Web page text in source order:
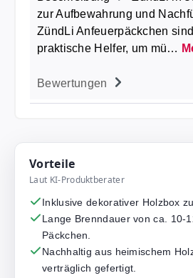
zur Aufbewahrung und
ZündLi Anfeuerpäckchen
praktische Helfer, um mü…
Bewertungen
Vorteile
Laut KI-Produktberater
Inklusive dekorativer Holzbox
Lange Brenndauer von ca. 10-
Päckchen.
Nachhaltig aus heimischem
verträglich gefertigt.